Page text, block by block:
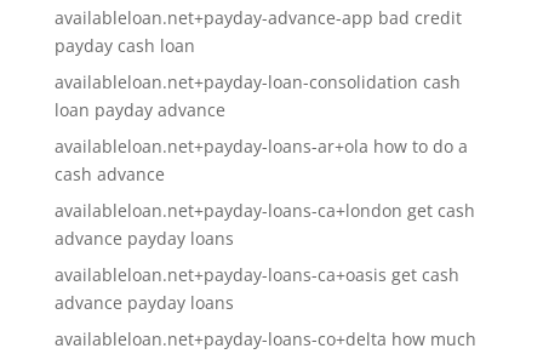
availableloan.net+payday-advance-app bad credit
payday cash loan
availableloan.net+payday-loan-consolidation cash
loan payday advance
availableloan.net+payday-loans-ar+ola how to do a
cash advance
availableloan.net+payday-loans-ca+london get cash
advance payday loans
availableloan.net+payday-loans-ca+oasis get cash
advance payday loans
availableloan.net+payday-loans-co+delta how much